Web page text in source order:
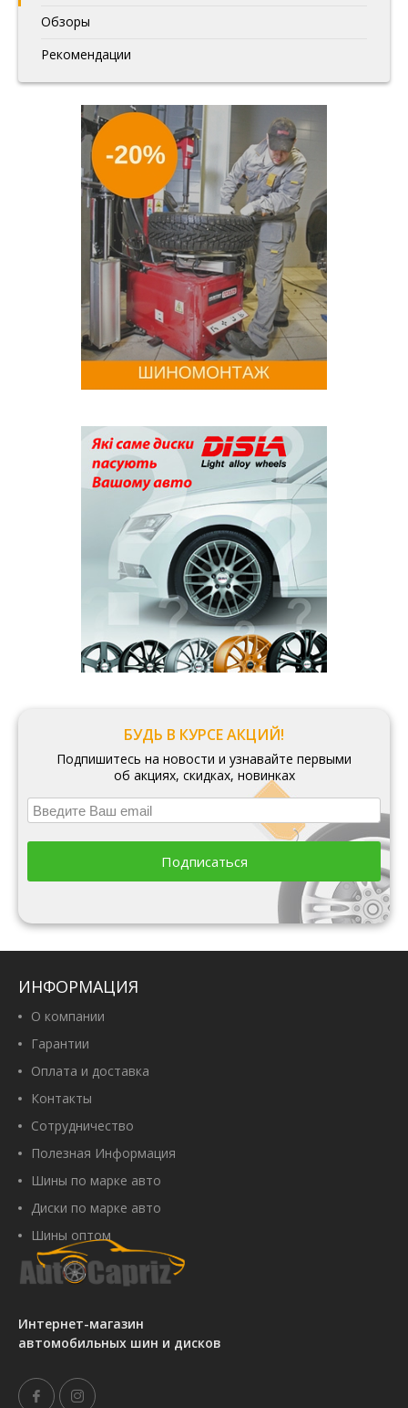
Обзоры
Рекомендации
БУДЬ В КУРСЕ АКЦИЙ!
Подпишитесь на новости и узнавайте первыми
об акциях, скидках, новинках
Подписаться
Интернет-магазин
автомобильных шин и дисков
ИНФОРМАЦИЯ
О компании
Гарантии
Оплата и доставка
Контакты
Сотрудничество
Полезная Информация
Шины по марке авто
Диски по марке авто
Шины оптом